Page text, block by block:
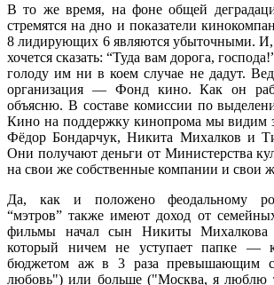
В то же время, на фоне общей
стремятся на дно и показатели
8 лидирующих 6 являются убыточными. И,
хочется сказать: “Туда вам дорога,
голоду им ни в коем случае не дадут.
организация — Фонд кино. Как он
объясню. В составе комиссии по
Кино на поддержку кинопрома мы видим
Фёдор Бондарчук, Никита Михалков и
Они получают деньги от Министерства
на свои же собственные компании и свои
Да, как и положено феодальному
“мэтров” также имеют доход от
фильмы начал сын Никиты Михалкова
который ничем не уступает папке —
бюджетом аж в 3 раза превышающим
любовь") или больше ("Москва, я люблю